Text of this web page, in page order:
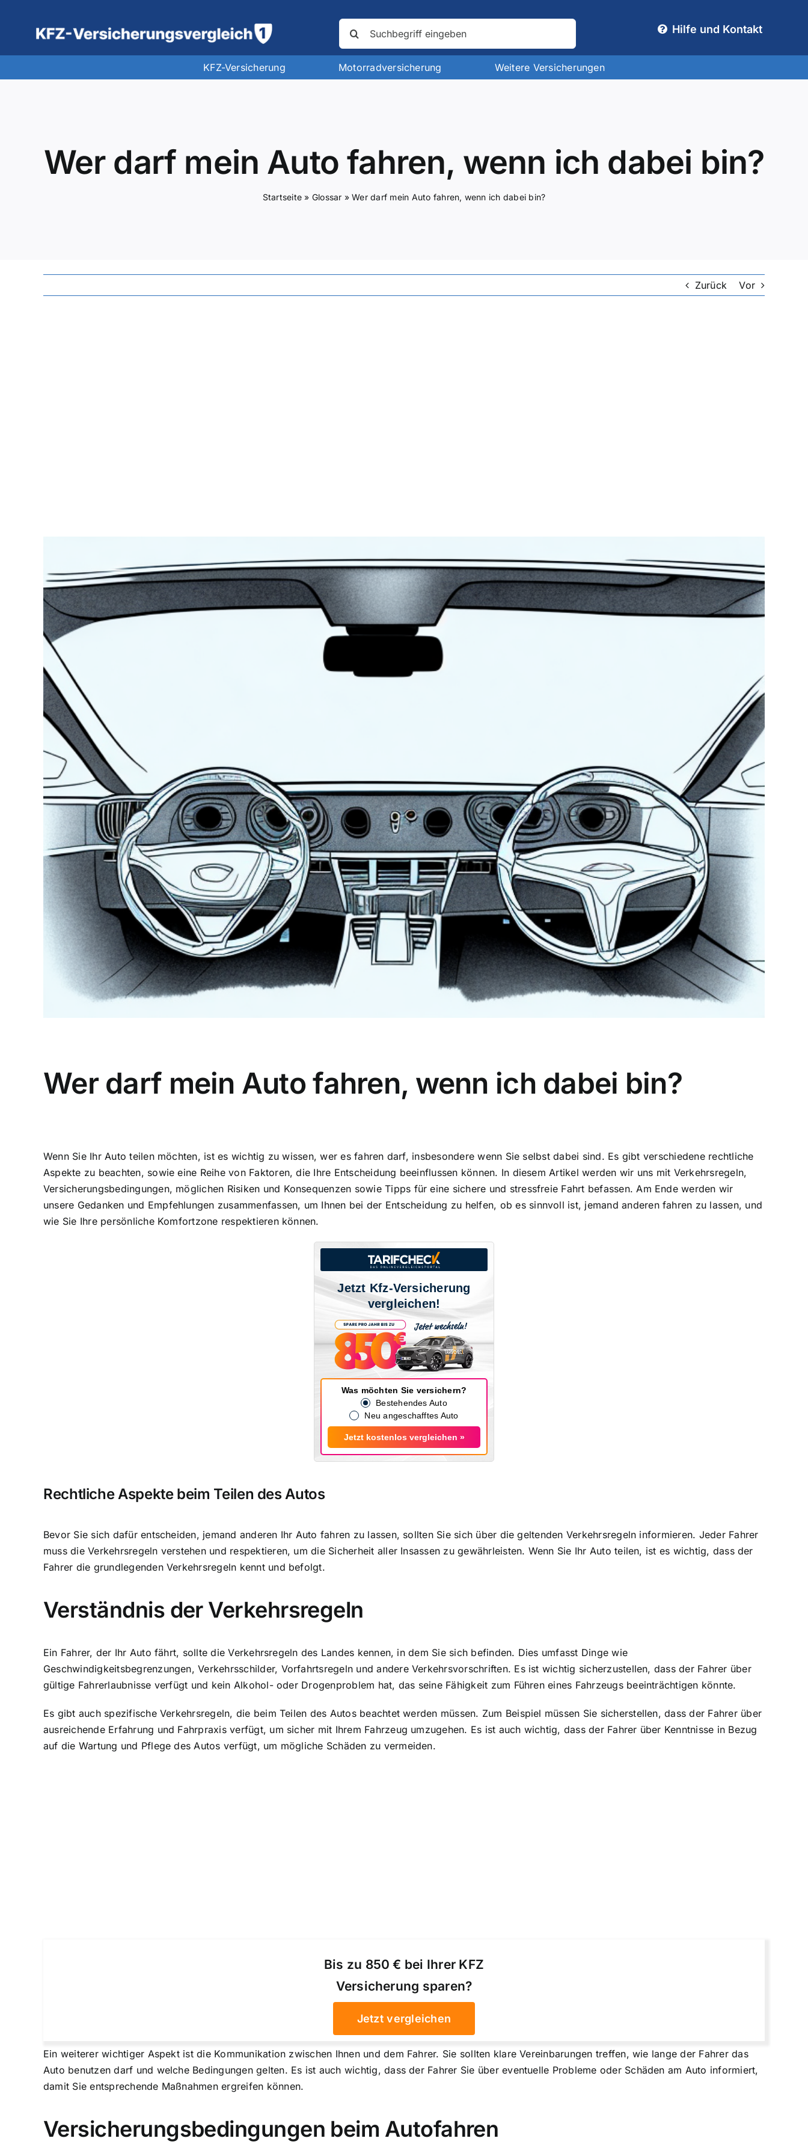
springen
nach:
Hilfe und Kontakt
KFZ-Versicherung Motorradversicherung Weitere Versicherungen
Wer darf mein Auto fahren, wenn ich dabei bin?
Startseite » Glossar »Wer darf mein Auto fahren, wenn ich dabei bin?
Zurück Vor
Bild
Wer darf mein Auto fahren, wenn ich dabei bin?
Wenn Sie Ihr Auto teilen möchten, ist es wichtig zu wissen, wer es fahren darf, insbesondere wenn Sie selbst dabei sind. Es gibt verschiedene rechtliche
Aspekte zu beachten, sowie eine Reihe von Faktoren, die Ihre Entscheidung beeinflussen können. In diesem Artikel werden wir uns mit Verkehrsregeln,
Versicherungsbedingungen, möglichen Risiken und Konsequenzen sowie Tipps für eine sichere und stressfreie Fahrt befassen. Am Ende werden wir
unsere Gedanken und Empfehlungen zusammenfassen, um Ihnen bei der Entscheidung zu helfen, ob es sinnvoll ist, jemand anderen fahren zu lassen, und
wie Sie Ihre persönliche Komfortzone respektieren können.
Jetzt Kfz-Versicherung
vergleichen!
Was möchten Sie versichern?
Bestehendes Auto
Neu angeschafftes Auto
Jetzt kostenlos vergleichen »
Rechtliche Aspekte beim Teilen des Autos
Bevor Sie sich dafür entscheiden, jemand anderen Ihr Auto fahren zu lassen, sollten Sie sich über die geltenden Verkehrsregeln informieren. Jeder Fahrer
muss die Verkehrsregeln verstehen und respektieren, um die Sicherheit aller Insassen zu gewährleisten. Wenn Sie Ihr Auto teilen, ist es wichtig, dass der
Fahrer die grundlegenden Verkehrsregeln kennt und befolgt.
Verständnis der Verkehrsregeln
Ein Fahrer, der Ihr Auto fährt, sollte die Verkehrsregeln des Landes kennen, in dem Sie sich befinden. Dies umfasst Dinge wie
Geschwindigkeitsbegrenzungen, Verkehrsschilder, Vorfahrtsregeln und andere Verkehrsvorschriften. Es ist wichtig sicherzustellen, dass der Fahrer über
gültige Fahrerlaubnisse verfügt und kein Alkohol- oder Drogenproblem hat, das seine Fähigkeit zum Führen eines Fahrzeugs beeinträchtigen könnte.
Es gibt auch spezifische Verkehrsregeln, die beim Teilen des Autos beachtet werden müssen. Zum Beispiel müssen Sie sicherstellen, dass der Fahrer über
ausreichende Erfahrung und Fahrpraxis verfügt, um sicher mit Ihrem Fahrzeug umzugehen. Es ist auch wichtig, dass der Fahrer über Kenntnisse in Bezug
auf die Wartung und Pflege des Autos verfügt, um mögliche Schäden zu vermeiden.
Bis zu 850 € bei Ihrer KFZ
Versicherung sparen?
Jetzt vergleichen
Ein weiterer wichtiger Aspekt ist die Kommunikation zwischen Ihnen und dem Fahrer. Sie sollten klare Vereinbarungen treffen, wie lange der Fahrer das
Auto benutzen darf und welche Bedingungen gelten. Es ist auch wichtig, dass der Fahrer Sie über eventuelle Probleme oder Schäden am Auto informiert,
damit Sie entsprechende Maßnahmen ergreifen können.
Versicherungsbedingungen beim Autofahren